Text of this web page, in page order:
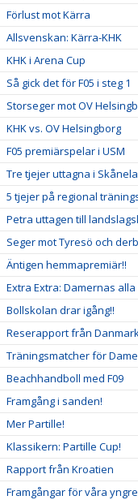
Förlust mot Kärra
Allsvenskan: Kärra-KHK
KHK i Arena Cup
Så gick det för F05 i steg 1
Storseger mot OV
KHK vs. OV Helsingborg
F05 premiärspelar i USM
Tre tjejer uttagna i
5 tjejer på regional
Petra uttagen till
Seger mot Tyresö och
Äntigen hemmapremiär!!
Extra Extra: Damernas
Bollskolan drar igång!!
Reserapport från
Träningsmatcher för
Beachhandboll med F09
Framgång i sanden!
Mer Partille!
Klassikern: Partille Cup!
Rapport från Kroatien
Framgångar för våra